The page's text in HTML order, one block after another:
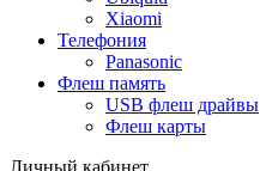
Xiaomi
Телефония
Panasonic
Флеш память
USB флеш драйвы
Флеш карты
Личный кабинет